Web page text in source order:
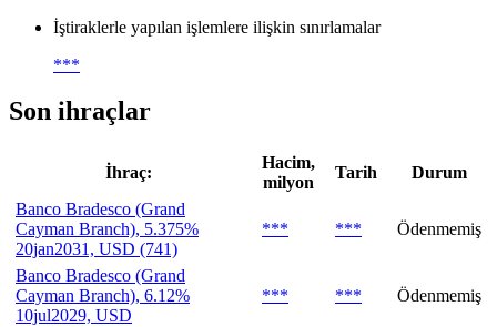
İştiraklerle yapılan işlemlere ilişkin sınırlamalar
***
Son ihraçlar
İhraç:
Hacim,
milyon
Tarih
Durum
Banco Bradesco (Grand
Cayman Branch), 5.375%
20jan2031, USD (741)
*** *** Ödenmemiş
Banco Bradesco (Grand
Cayman Branch), 6.12%
10jul2029, USD
*** *** Ödenmemiş